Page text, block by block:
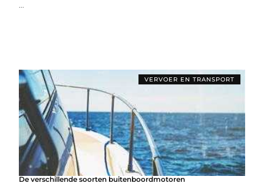
...
VERVOER EN TRANSPORT
De verschillende soorten buitenboordmotoren